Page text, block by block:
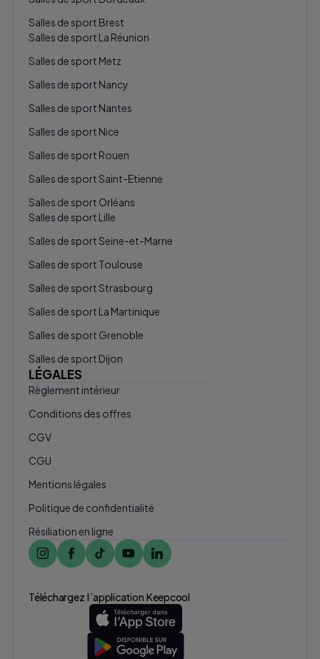
Salles de sport Brest
Salles de sport La Réunion
Salles de sport Metz
Salles de sport Nancy
Salles de sport Nantes
Salles de sport Nice
Salles de sport Rouen
Salles de sport Saint-Etienne
Salles de sport Orléans
Salles de sport Lille
Salles de sport Seine-et-Marne
Salles de sport Toulouse
Salles de sport Strasbourg
Salles de sport La Martinique
Salles de sport Grenoble
Salles de sport Dijon
LÉGALES
Règlement intérieur
Conditions des offres
CGV
CGU
Mentions légales
Politique de confidentialité
Résiliation en ligne
Téléchargez l ’application Keepcool